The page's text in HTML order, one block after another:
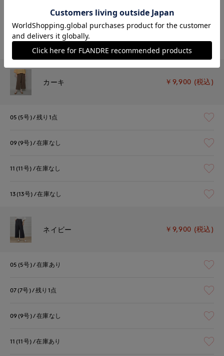
11(11号) 在庫なし
在庫あり
カーキ ￥9,900 (税込)
05(5号) 残り1点
09(9号) 在庫なし
11(11号) 在庫なし
13(13号) 在庫なし
ネイビー ￥9,900 (税込)
05(5号) 在庫あり
07(7号) 残り1点
09(9号) 在庫なし
11(11号) 在庫あり